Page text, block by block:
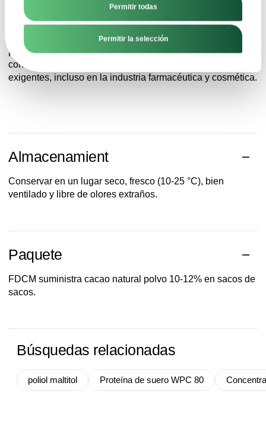
Permitir todas
Permitir la selección
El cacao en polvo natural también es ideal para
suplementos dietéticos, productos proteicos y productos
para veganos y vegetarianos. Gracias a su alta pureza y
control microbiológico, puede utilizarse en aplicaciones
exigentes, incluso en la industria farmacéutica y cosmética.
Almacenamient
Conservar en un lugar seco, fresco (10-25 °C), bien
ventilado y libre de olores extraños.
Paquete
FDCM suministra cacao natural polvo 10-12% en sacos de
sacos.
Búsquedas relacionadas
poliol maltitol Proteína de suero WPC 80